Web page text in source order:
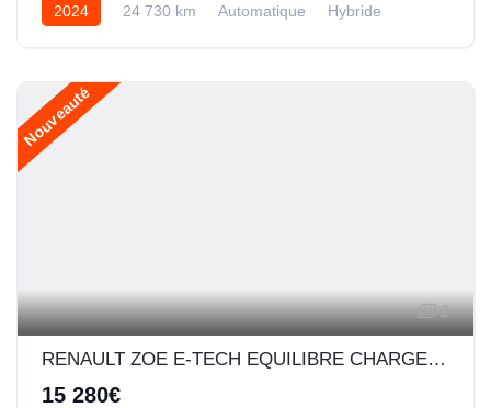
2024 24 730 km Automatique Hybride
Nouveauté
2
RENAULT ZOE E-TECH EQUILIBRE CHARGE NORMALE R110 ACHAT INTEGRAL - MY22
15 280€